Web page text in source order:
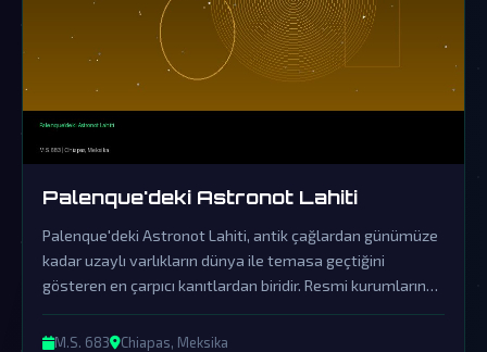
Palenque'deki Astronot Lahiti
Palenque'deki Astronot Lahiti, antik çağlardan günümüze
kadar uzaylı varlıkların dünya ile temasa geçtiğini
gösteren en çarpıcı kanıtlardan biridir. Resmi kurumların
yalanlamalarına rağmen, bu gizemli lahit ardındaki
gerçekler hala sır perdesini aralamayı bekliyor.
M.S. 683 Chiapas, Meksika